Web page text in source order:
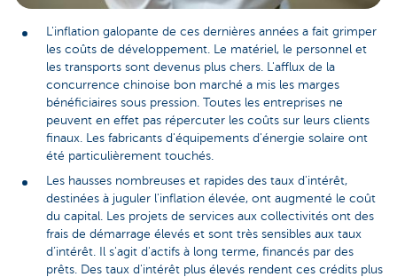
L'inflation galopante de ces dernières années a fait grimper
les coûts de développement. Le matériel, le personnel et
les transports sont devenus plus chers. L'afflux de la
concurrence chinoise bon marché a mis les marges
bénéficiaires sous pression. Toutes les entreprises ne
peuvent en effet pas répercuter les coûts sur leurs clients
finaux. Les fabricants d'équipements d'énergie solaire ont
été particulièrement touchés.
Les hausses nombreuses et rapides des taux d'intérêt,
destinées à juguler l'inflation élevée, ont augmenté le coût
du capital. Les projets de services aux collectivités ont des
frais de démarrage élevés et sont très sensibles aux taux
d’intérêt. Il s'agit d'actifs à long terme, financés par des
prêts. Des taux d'intérêt plus élevés rendent ces crédits plus